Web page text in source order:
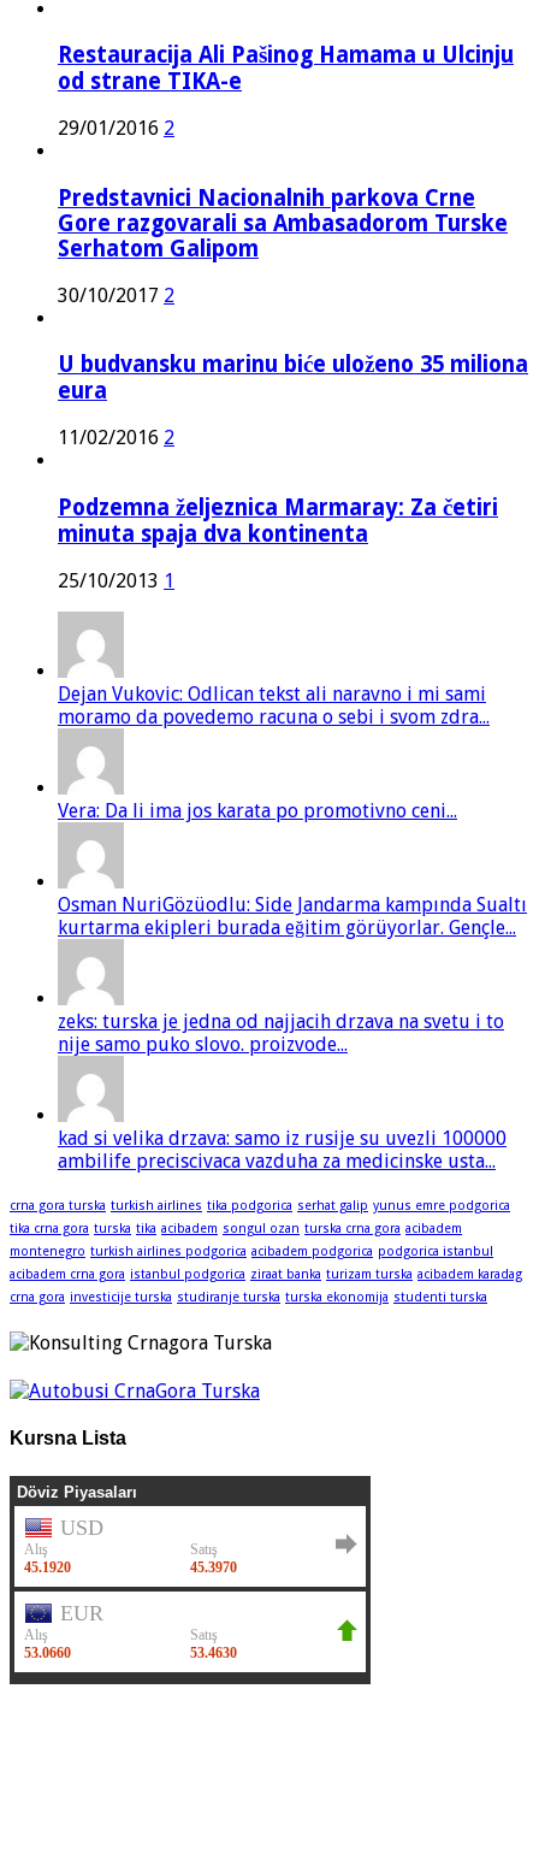
Restauracija Ali Pašinog Hamama u Ulcinju
od strane TIKA-e
29/01/2016 2
Predstavnici Nacionalnih parkova Crne
Gore razgovarali sa Ambasadorom Turske
Serhatom Galipom
30/10/2017 2
U budvansku marinu biće uloženo 35 miliona
eura
11/02/2016 2
Podzemna željeznica Marmaray: Za četiri
minuta spaja dva kontinenta
25/10/2013 1
Dejan Vukovic: Odlican tekst ali naravno i mi sami
moramo da povedemo racuna o sebi i svom zdra...
Vera: Da li ima jos karata po promotivno ceni...
Osman NuriGözüodlu: Side Jandarma kampında Sualtı
kurtarma ekipleri burada eğitim görüyorlar. Gençle...
zeks: turska je jedna od najjacih drzava na svetu i to
nije samo puko slovo. proizvode...
kad si velika drzava: samo iz rusije su uvezli 100000
ambilife preciscivaca vazduha za medicinske usta...
crna gora turska turkish airlines tika podgorica serhat galip yunus emre podgorica
tika crna gora turska tika acibadem songul ozan turska crna gora acibadem
montenegro turkish airlines podgorica acibadem podgorica podgorica istanbul
acibadem crna gora istanbul podgorica ziraat banka turizam turska acibadem karadag
crna gora investicije turska studiranje turska turska ekonomija studenti turska
Kursna Lista